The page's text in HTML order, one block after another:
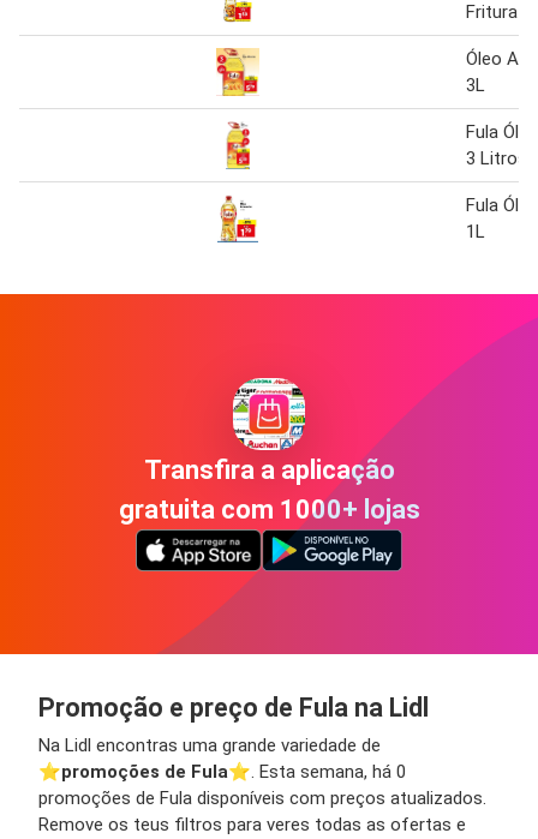
Fritura
Óleo
3L
Fula
3 Litros
Fula
1L
Transfira a aplicação
gratuita com 1000+ lojas
Promoção e preço de Fula na Lidl
Na Lidl encontras uma grande variedade de
⭐️promoções de Fula⭐️. Esta semana, há 0
promoções de Fula disponíveis com preços atualizados.
Remove os teus filtros para veres todas as ofertas e